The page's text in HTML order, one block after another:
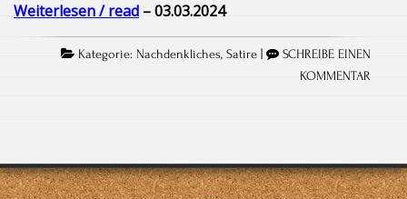
Weiterlesen / read – 03.03.2024
Kategorie: Nachdenkliches, Satire
SCHREIBE EINEN
KOMMENTAR